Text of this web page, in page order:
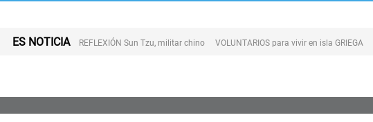
ES NOTICIA REFLEXIÓN Sun Tzu, militar chino VOLUNTARIOS para vivir en isla GRIEGA